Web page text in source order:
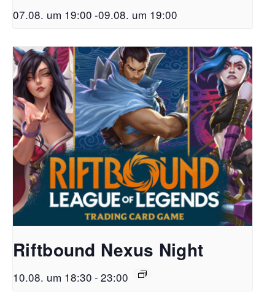
07.08. um 19:00 -09.08. um 19:00
Riftbound Nexus Night
10.08. um 18:30 - 23:00